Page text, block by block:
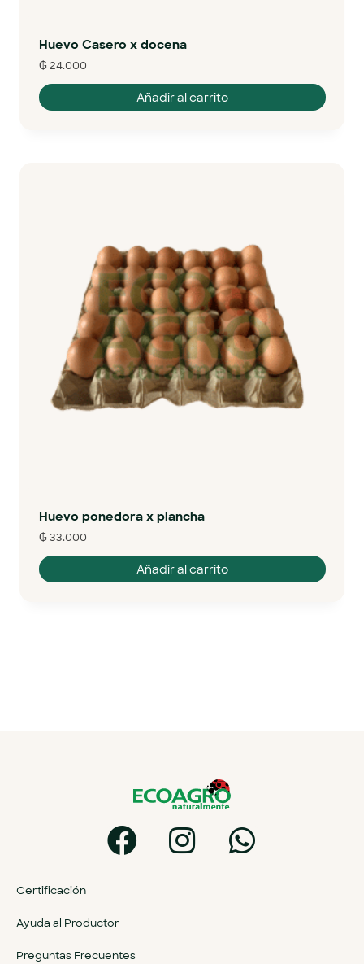
Huevo Casero x docena
₲24.000
Añadir al carrito
Huevo ponedora x plancha
₲33.000
Añadir al carrito
Certificación
Ayuda al Productor
Preguntas Frecuentes